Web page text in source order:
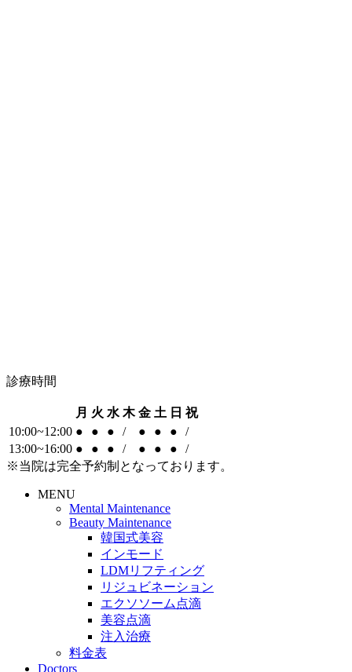
診療時間
月 火 水 木 金 土 日 祝
10:00~12:00 ● ● ● / ● ● ●
/
13:00~16:00 ● ● ● / ● ● ●
/
※当院は完全予約制となっております。
MENU
Mental Maintenance
Beauty Maintenance
韓国式美容
インモード
LDMリフティング
リジュビネーション
エクソソーム点滴
美容点滴
注入治療
料金表
Doctors